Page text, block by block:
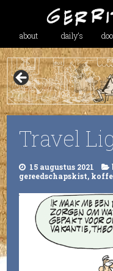
about daily’s
Travel
15 augustus 2021
gereedschapskist,